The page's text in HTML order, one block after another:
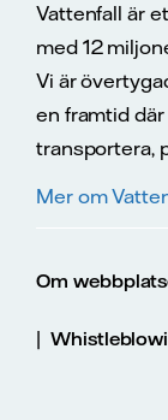
Vattenfall är
med 12
Vi är
en framtid
transportera,
Mer om
Om
|